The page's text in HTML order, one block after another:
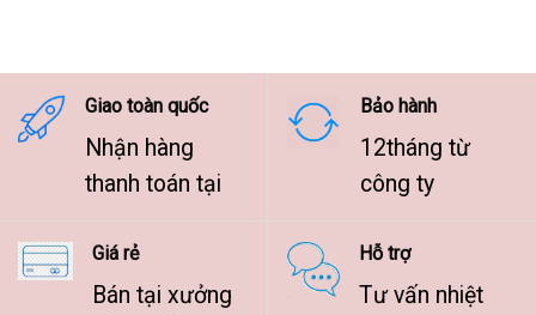
9.500.000 ₫
Giao toàn quốc
Nhận hàng
thanh toán tại
Bảo hành
12tháng từ
công ty
Giá rẻ
Bán tại xưởng
Hỗ trợ
Tư vấn nhiệt